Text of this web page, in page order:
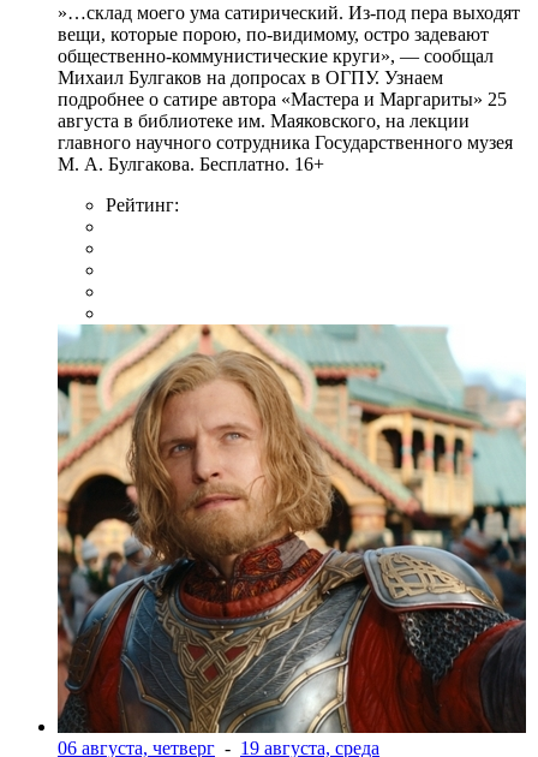
»…склад моего ума сатирический. Из-под пера выходят
вещи, которые порою, по-видимому, остро задевают
общественно-коммунистические круги», — сообщал
Михаил Булгаков на допросах в ОГПУ. Узнаем
подробнее о сатире автора «Мастера и Маргариты» 25
августа в библиотеке им. Маяковского, на лекции
главного научного сотрудника Государственного музея
М. А. Булгакова. Бесплатно. 16+
Рейтинг:
06 августа, четверг - 19 августа, среда